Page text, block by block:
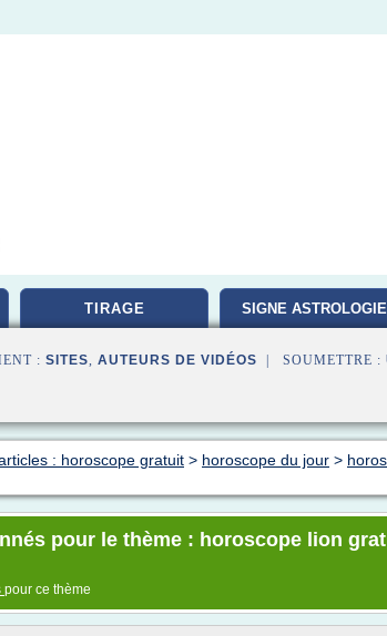
TIRAGE SIGNE ASTROLOGIE
: SITES, AUTEURS DE VIDÉOS | SOUMETTRE :
: horoscope gratuit > horoscope du jour >
pour le thème : horoscope lion
pour ce thème